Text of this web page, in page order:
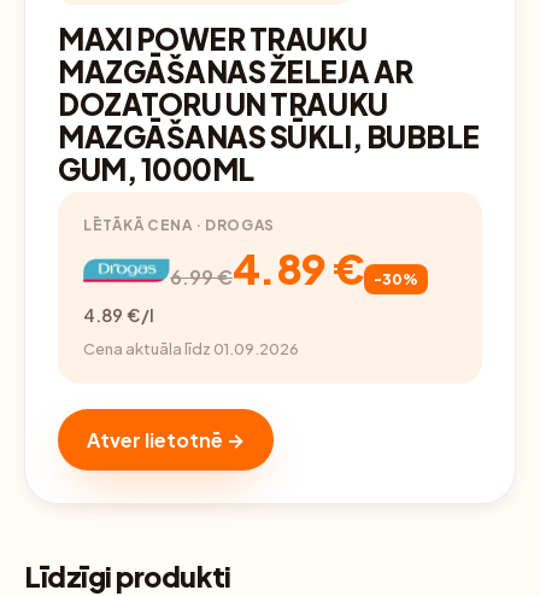
MAXI POWER TRAUKU
MAZGĀŠANAS ŽELEJA AR
DOZATORU UN TRAUKU
MAZGĀŠANAS SŪKLI, BUBBLE
GUM, 1000ML
LĒTĀKĀ CENA · DROGAS
6.99 €4.89 € -30%
4.89 €/l
Cena aktuāla līdz 01.09.2026
Atver lietotnē →
Līdzīgi produkti